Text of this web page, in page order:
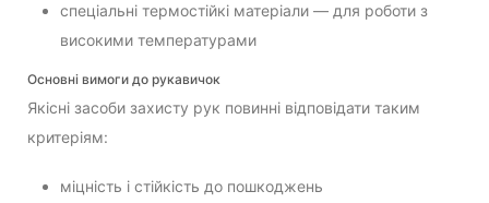
спеціальні термостійкі матеріали — для роботи з
високими температурами
Основні вимоги до рукавичок
Якісні засоби захисту рук повинні відповідати таким
критеріям:
міцність і стійкість до пошкоджень